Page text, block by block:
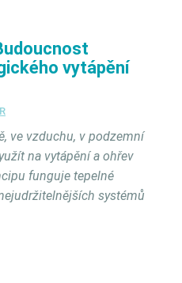
vytápění
ve vzduchu, v podzemní
na vytápění a ohřev
funguje tepelné
systémů